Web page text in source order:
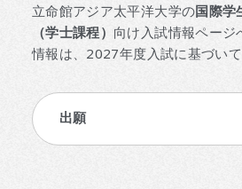
立命館アジア太平洋大学の国際学
（学士課程） 向け入試情報ペー
情報は、2027年度入試に基づいて
出願